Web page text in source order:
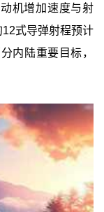
机增加速度与射
式导弹射程预计
内陆重要目标，